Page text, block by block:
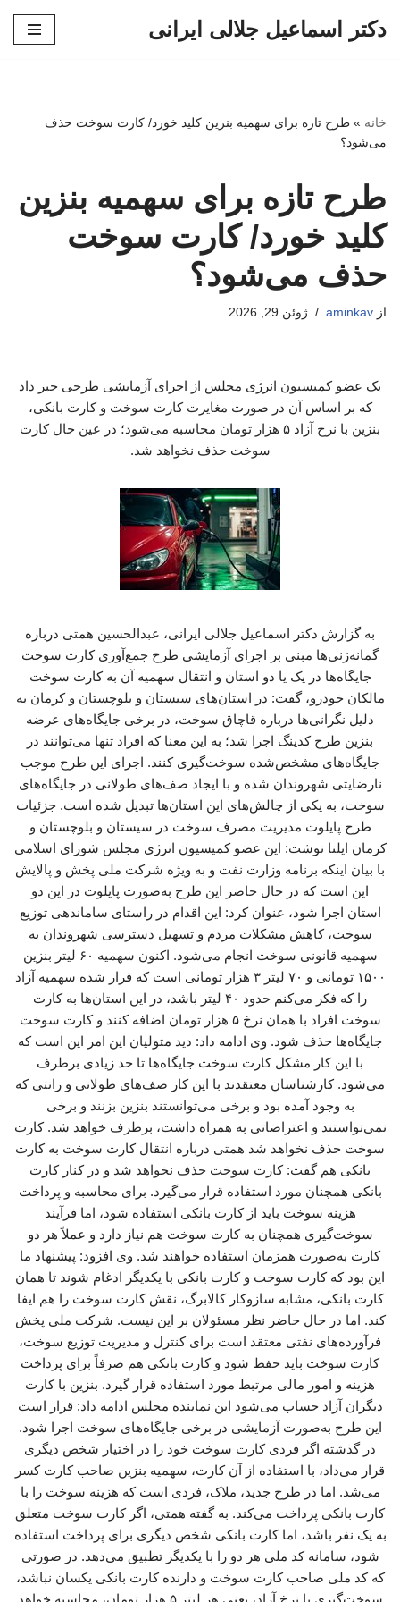
دکتر اسماعیل جلالی ایرانی
خانه » طرح تازه برای سهمیه بنزین کلید خورد/ کارت سوخت حذف
می‌شود؟
طرح تازه برای سهمیه بنزین
کلید خورد/ کارت سوخت
حذف می‌شود؟
از aminkav ژوئن 29, 2026
یک عضو کمیسیون انرژی مجلس از اجرای آزمایشی طرحی خبر داد
که بر اساس آن در صورت مغایرت کارت سوخت و کارت بانکی،
بنزین با نرخ آزاد ۵ هزار تومان محاسبه می‌شود؛ در عین حال کارت
سوخت حذف نخواهد شد.
به گزارش دکتر اسماعیل جلالی ایرانی، عبدالحسین همتی درباره
گمانه‌زنی‌ها مبنی بر اجرای آزمایشی طرح جمع‌آوری کارت سوخت
جایگاه‌ها در یک یا دو استان و انتقال سهمیه آن به کارت سوخت
مالکان خودرو، گفت: در استان‌های سیستان و بلوچستان و کرمان به
دلیل نگرانی‌ها درباره قاچاق سوخت، در برخی جایگاه‌های عرضه
بنزین طرح کدینگ اجرا شد؛ به این معنا که افراد تنها می‌توانند در
جایگاه‌های مشخص‌شده سوخت‌گیری کنند. اجرای این طرح موجب
نارضایتی شهروندان شده و با ایجاد صف‌های طولانی در جایگاه‌های
سوخت، به یکی از چالش‌های این استان‌ها تبدیل شده است. جزئیات
طرح پایلوت مدیریت مصرف سوخت در سیستان و بلوچستان و
کرمان ایلنا نوشت: این عضو کمیسیون انرژی مجلس شورای اسلامی
با بیان اینکه برنامه وزارت نفت و به ویژه شرکت ملی پخش و پالایش
این است که در حال حاضر این طرح به‌صورت پایلوت در این دو
استان اجرا شود، عنوان کرد: این اقدام در راستای ساماندهی توزیع
سوخت، کاهش مشکلات مردم و تسهیل دسترسی شهروندان به
سهمیه قانونی سوخت انجام می‌شود. اکنون سهمیه ۶۰ لیتر بنزین
۱۵۰۰ تومانی و ۷۰ لیتر ۳ هزار تومانی است که قرار شده سهمیه آزاد
را که فکر می‌کنم حدود ۴۰ لیتر باشد، در این استان‌ها به کارت
سوخت افراد با همان نرخ ۵ هزار تومان اضافه کنند و کارت سوخت
جایگاه‌ها حذف شود. وی ادامه داد: دید متولیان این امر این است که
با این کار مشکل کارت سوخت جایگاه‌ها تا حد زیادی برطرف
می‌شود. کارشناسان معتقدند با این کار صف‌های طولانی و رانتی که
به وجود آمده بود و برخی می‌توانستند بنزین بزنند و برخی
نمی‌تواستند و اعتراضاتی به همراه داشت، برطرف خواهد شد. کارت
سوخت حذف نخواهد شد همتی درباره انتقال کارت سوخت به کارت
بانکی هم گفت: کارت سوخت حذف نخواهد شد و در کنار کارت
بانکی همچنان مورد استفاده قرار می‌گیرد. برای محاسبه و پرداخت
هزینه سوخت باید از کارت بانکی استفاده شود، اما فرآیند
سوخت‌گیری همچنان به کارت سوخت هم نیاز دارد و عملاً هر دو
کارت به‌صورت همزمان استفاده خواهند شد. وی افزود: پیشنهاد ما
این بود که کارت سوخت و کارت بانکی با یکدیگر ادغام شوند تا همان
کارت بانکی، مشابه سازوکار کالابرگ، نقش کارت سوخت را هم ایفا
کند. اما در حال حاضر نظر مسئولان بر این نیست. شرکت ملی پخش
فرآورده‌های نفتی معتقد است برای کنترل و مدیریت توزیع سوخت،
کارت سوخت باید حفظ شود و کارت بانکی هم صرفاً برای پرداخت
هزینه و امور مالی مرتبط مورد استفاده قرار گیرد. بنزین با کارت
دیگران آزاد حساب می‌شود این نماینده مجلس ادامه داد: قرار است
این طرح به‌صورت آزمایشی در برخی جایگاه‌های سوخت اجرا شود.
در گذشته اگر فردی کارت سوخت خود را در اختیار شخص دیگری
قرار می‌داد، با استفاده از آن کارت، سهمیه بنزین صاحب کارت کسر
می‌شد. اما در طرح جدید، ملاک، فردی است که هزینه سوخت را با
کارت بانکی پرداخت می‌کند. به گفته همتی، اگر کارت سوخت متعلق
به یک نفر باشد، اما کارت بانکی شخص دیگری برای پرداخت استفاده
شود، سامانه کد ملی هر دو را با یکدیگر تطبیق می‌دهد. در صورتی
که کد ملی صاحب کارت سوخت و دارنده کارت بانکی یکسان نباشد،
سوخت‌گیری با نرخ آزاد، یعنی هر لیتر ۵ هزار تومان، محاسبه خواهد